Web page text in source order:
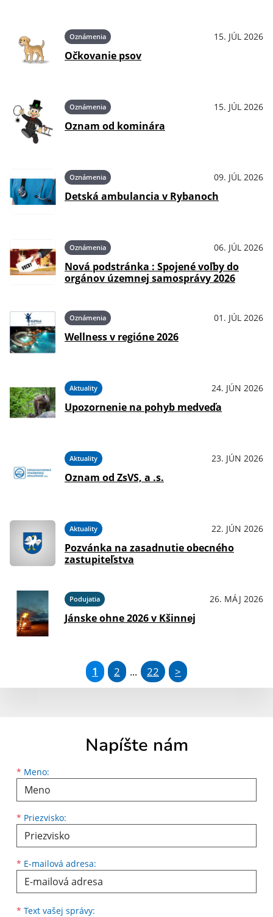
Oznámenia 15. JÚL 2026
Očkovanie psov
Oznámenia 15. JÚL 2026
Oznam od kominára
Oznámenia 09. JÚL 2026
Detská ambulancia v Rybanoch
Oznámenia 06. JÚL 2026
Nová podstránka : Spojené voľby do
orgánov územnej samosprávy 2026
Oznámenia 01. JÚL 2026
Wellness v regióne 2026
Aktuality 24. JÚN 2026
Upozornenie na pohyb medveďa
Aktuality 23. JÚN 2026
Oznam od ZsVS, a .s.
Aktuality 22. JÚN 2026
Pozvánka na zasadnutie obecného
zastupiteľstva
Podujatia 26. MÁJ 2026
Jánske ohne 2026 v Kšinnej
1 2 ... 22 >
Napíšte nám
* Meno:
Meno
* Priezvisko:
Priezvisko
* E-mailová adresa:
E-mailová adresa
* Text vašej správy: